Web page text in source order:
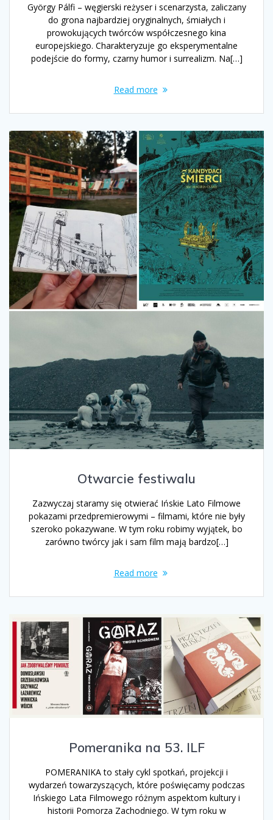
György Pálfi – węgierski reżyser i scenarzysta, zaliczany
do grona najbardziej oryginalnych, śmiałych i
prowokujących twórców współczesnego kina
europejskiego. Charakteryzuje go eksperymentalne
podejście do formy, czarny humor i surrealizm. Na[…]
Read more
Otwarcie festiwalu
Zazwyczaj staramy się otwierać Ińskie Lato Filmowe
pokazami przedpremierowymi – filmami, które nie były
szeroko pokazywane. W tym roku robimy wyjątek, bo
zarówno twórcy jak i sam film mają bardzo[…]
Read more
Pomeranika na 53. ILF
POMERANIKA to stały cykl spotkań, projekcji i
wydarzeń towarzyszących, które poświęcamy podczas
Ińskiego Lata Filmowego różnym aspektom kultury i
historii Pomorza Zachodniego. W tym roku w